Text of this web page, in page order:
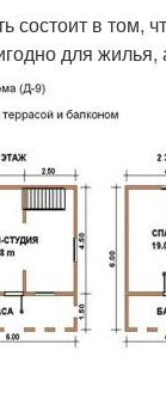
состоит в том,
для жилья,